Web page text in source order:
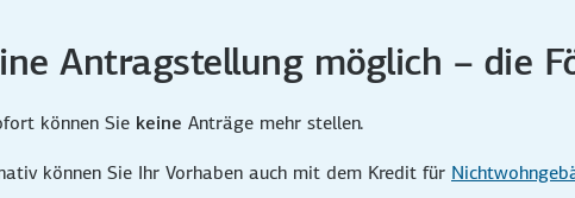
Antragstellung möglich – die
können Sie keine Anträge mehr stellen.
können Sie Ihr Vorhaben auch mit dem Kredit für